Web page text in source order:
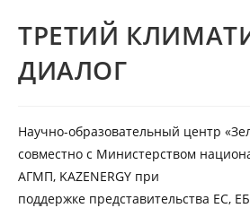
ТРЕТИЙ
ДИАЛОГ
Научно-образовательный центр
совместно с Министерством
АГМП, KAZENERGY при
поддержке представительства ЕC,